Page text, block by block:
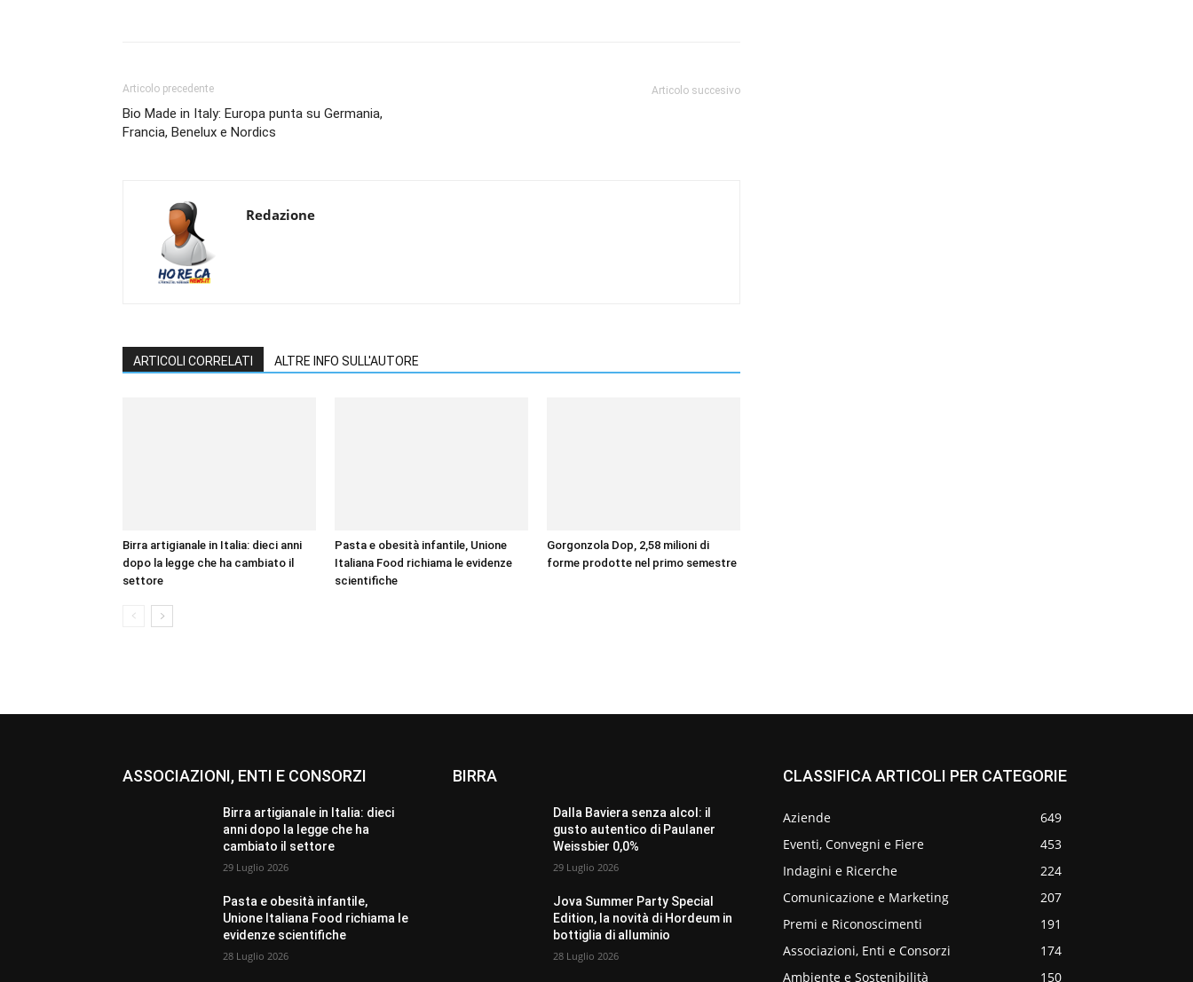
Articolo precedente
Bio Made in Italy: Europa punta su Germania,
Francia, Benelux e Nordics
Articolo succesivo
Redazione
ARTICOLI CORRELATI ALTRE INFO SULL'AUTORE
Birra artigianale in Italia: dieci anni
dopo la legge che ha cambiato il
settore
Pasta e obesità infantile, Unione
Italiana Food richiama le evidenze
scientifiche
Gorgonzola Dop, 2,58 milioni di
forme prodotte nel primo semestre
ASSOCIAZIONI, ENTI E CONSORZI
Birra artigianale in Italia: dieci
anni dopo la legge che ha
cambiato il settore
29 Luglio 2026
Pasta e obesità infantile,
Unione Italiana Food richiama le
evidenze scientifiche
28 Luglio 2026
BIRRA
Dalla Baviera senza alcol: il
gusto autentico di Paulaner
Weissbier 0,0%
29 Luglio 2026
Jova Summer Party Special
Edition, la novità di Hordeum in
bottiglia di alluminio
28 Luglio 2026
CLASSIFICA ARTICOLI PER CATEGORIE
Aziende
649
Eventi, Convegni e Fiere
453
Indagini e Ricerche
224
Comunicazione e Marketing
207
Premi e Riconoscimenti
191
Associazioni, Enti e Consorzi
174
Ambiente e Sostenibilità
150